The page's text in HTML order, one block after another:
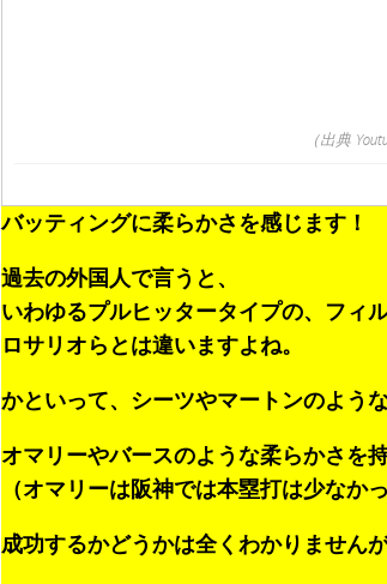
（出典
バッティングに柔らかさを感じます！
過去の外国人で言うと、
いわゆるプルヒッタータイプの、フィ
ロサリオらとは違いますよね。
かといって、シーツやマートンのよう
オマリーやバースのような柔らかさを
（オマリーは阪神では本塁打は少なか
成功するかどうかは全くわかりません